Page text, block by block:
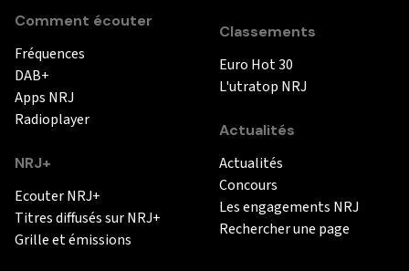
Comment écouter
Fréquences
DAB+
Apps NRJ
Radioplayer
NRJ+
Ecouter NRJ+
Titres diffusés sur NRJ+
Grille et émissions
Classements
Euro Hot 30
L'utratop NRJ
Actualités
Actualités
Concours
Les engagements NRJ
Rechercher une page